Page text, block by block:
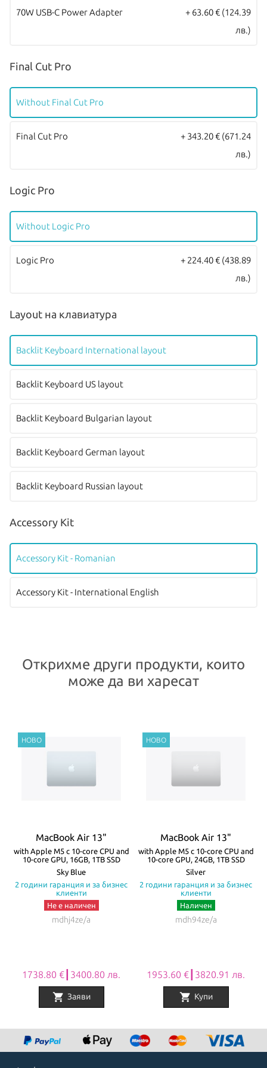
стандартна международна гаранция и подлежат на гаранционно
сервизни центрове на Apple).
70W USB-C Power Adapter + 63.60 € (124.39
лв.)
Final Cut Pro
Without Final Cut Pro
Final Cut Pro + 343.20 € (671.24
лв.)
Logic Pro
Without Logic Pro
Logic Pro + 224.40 € (438.89
лв.)
Layout на клавиатура
Backlit Keyboard International layout
Backlit Keyboard US layout
Backlit Keyboard Bulgarian layout
Backlit Keyboard German layout
Backlit Keyboard Russian layout
Accessory Kit
Accessory Kit - Romanian
Accessory Kit - International English
Открихме други продукти, които
може да ви харесат
MacBook Air 13"
with Apple M5 с 10-core CPU and
10-core GPU, 16GB, 1TB SSD
Sky Blue
2 години гаранция и за бизнес
клиенти
Не е наличен
mdhj4ze/a
1738.80 €┃3400.80 лв.
shopping_cart Заяви
MacBook Air 13"
with Apple M5 с 10-core CPU and
10-core GPU, 24GB, 1TB SSD
Silver
2 години гаранция и за бизнес
клиенти
Наличен
mdh94ze/a
1953.60 €┃3820.91 лв.
shopping_cart Купи
8